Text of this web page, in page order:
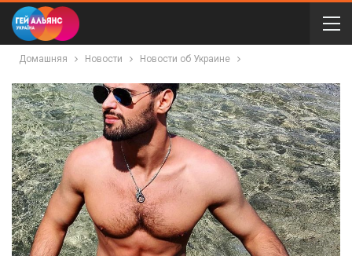
Домашняя Новости Новости об Украине